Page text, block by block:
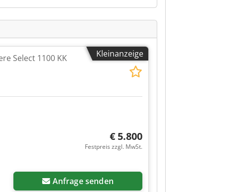
Kleinanzeige
Select 1100 KK
€ 5.800
Festpreis zzgl. MwSt.
Anfrage senden